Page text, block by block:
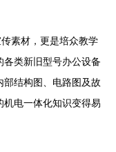
素材，更是培众教学
类新旧型号办公设备
结构图、电路图及故
机电一体化知识变得易